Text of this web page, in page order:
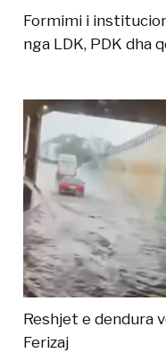
Formimi i
nga LDK, PDK dha
Reshjet e dendura
Ferizaj